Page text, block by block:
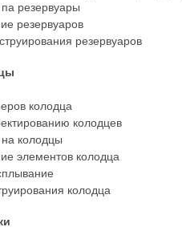
па резервуары
резервуаров
резервуаров
колодца
колодцев
на колодцы
элементов колодца
колодца